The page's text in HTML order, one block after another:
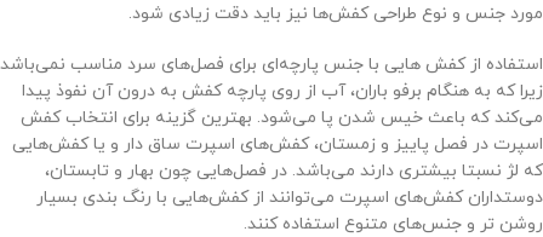
مورد جنس و نوع طراحی کفش‌ها نیز باید دقت زیادی شود.
استفاده از کفش هایی با جنس پارچه‌ای برای فصل‌های سرد مناسب نمی‌باشد
زیرا که به هنگام برفو باران، آب از روی پارچه کفش به درون آن نفوذ پیدا
می‌کند که باعث خیس شدن پا می‌شود. بهترین گزینه برای انتخاب کفش
اسپرت در فصل پاییز و زمستان، کفش‌های اسپرت ساق دار و یا کفش‌هایی
که لژ نسبتا بیشتری دارند می‌باشد. در فصل‌هایی چون بهار و تابستان،
دوستداران کفش‌های اسپرت می‌توانند از کفش‌هایی با رنگ بندی بسیار
روشن تر و جنس‌های متنوع استفاده کنند.